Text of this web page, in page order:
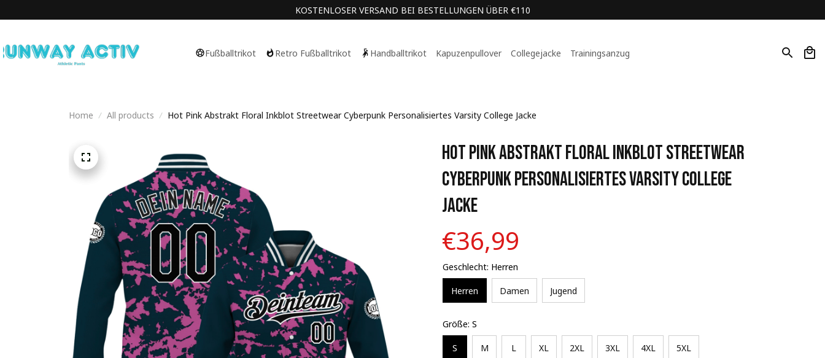
KOSTENLOSER VERSAND BEI BESTELLUNGEN ÜBER €110
Fußballtrikot Retro Fußballtrikot Handballtrikot Kapuzenpullover Collegejacke Trainingsanzug
Home All products Hot Pink Abstrakt Floral Inkblot Streetwear Cyberpunk Personalisiertes Varsity College Jacke
Hot Pink Abstrakt Floral Inkblot Streetwear
Cyberpunk Personalisiertes Varsity College
Jacke
€36,99
Geschlecht: Herren
Herren Damen Jugend
Größe: S
S M L XL 2XL 3XL 4XL 5XL